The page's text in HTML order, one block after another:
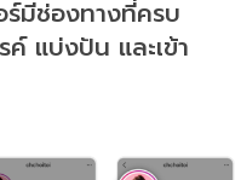
ร์มีช่องทางที่ครบ
ค์ แบ่งปัน และเข้า